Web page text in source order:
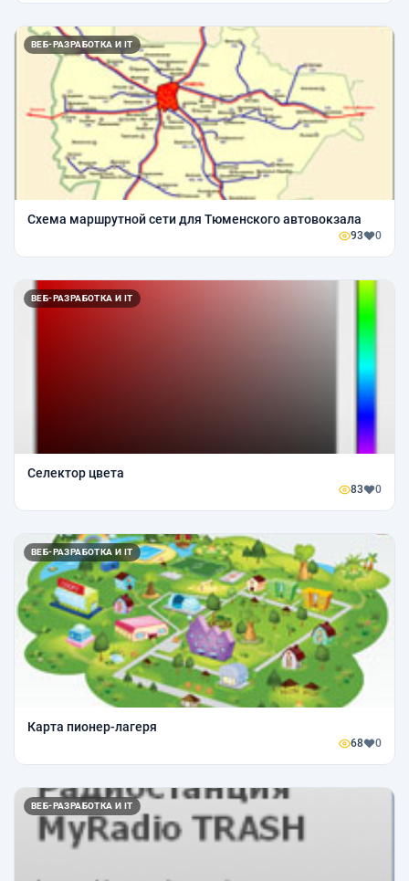
ВЕБ-РАЗРАБОТКА И IT
Схема маршрутной сети для Тюменского автовокзала
93 0
ВЕБ-РАЗРАБОТКА И IT
Селектор цвета
83 0
ВЕБ-РАЗРАБОТКА И IT
Карта пионер-лагеря
68 0
ВЕБ-РАЗРАБОТКА И IT